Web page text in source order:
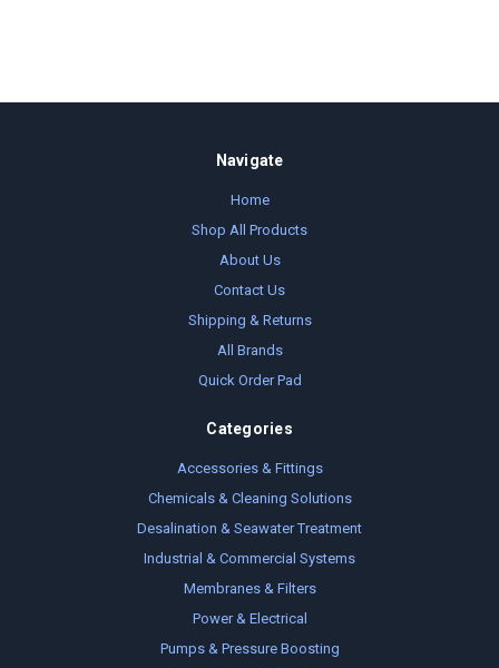
Navigate
Home
Shop All Products
About Us
Contact Us
Shipping & Returns
All Brands
Quick Order Pad
Categories
Accessories & Fittings
Chemicals & Cleaning Solutions
Desalination & Seawater Treatment
Industrial & Commercial Systems
Membranes & Filters
Power & Electrical
Pumps & Pressure Boosting